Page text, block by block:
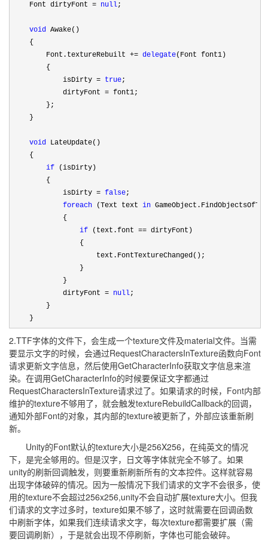
    Font dirtyFont
= null;
void Awake()
    {
        Font.textureRebuilt
+= delegate(Font font1)
        {
            isDirty
= true;
            dirtyFont
= font1;
        };
    }
void LateUpdate()
    {
if (isDirty)
        {
            isDirty
= false;
foreach (Text text in
            {
if (text.font == dirtyFont)
                {
                    text.FontTextureChanged();
                }
            }
            dirtyFont
= null;
        }
    }
2.TTF字体的文件下，会生成一个texture文件及material文件。当需
要显示文字的时候，会通过RequestCharactersInTexture函数向Font
请求更新文字信息，然后使用GetCharacterInfo获取文字信息来渲
染。在调用GetCharacterInfo的时候要保证文字都通过
RequestCharactersInTexture请求过了。如果请求的时候，Font内部
维护的texture不够用了，就会触发textureRebuildCallback的回调，
通知外部Font的对象，其内部的texture被更新了，外部应该重新刷
新。
Unity的Font默认的texture大小是256X256，在纯英文的情况
下，是完全够用的。但是汉字，日文等字体就完全不够了。如果
unity的刷新回调触发，则要重新刷新所有的文本控件。这样就容易
出现字体破碎的情况。因为一般情况下我们请求的文字不会很多，使
用的texture不会超过256x256,unity不会自动扩展texture大小。但我
们请求的文字过多时，texture如果不够了，这时就需要在回调函数
中刷新字体，如果我们连续请求文字，每次texture都需要扩展（需
要回调刷新），于是就会出现不停刷新，字体也可能会破碎。